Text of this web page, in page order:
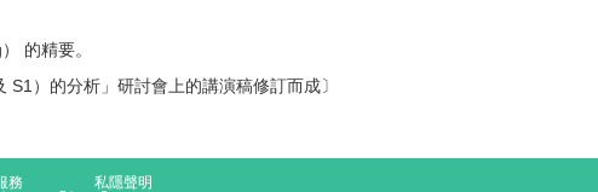
的精要。
）的分析」研討會上的講演稿修訂而成〕
務 私隱聲明